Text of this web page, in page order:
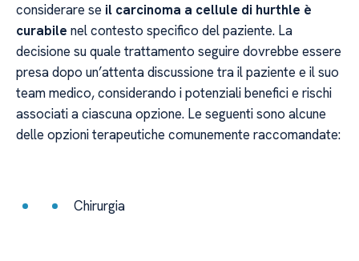
considerare se il carcinoma a cellule di hurthle è
curabile nel contesto specifico del paziente. La
decisione su quale trattamento seguire dovrebbe essere
presa dopo un’attenta discussione tra il paziente e il suo
team medico, considerando i potenziali benefici e rischi
associati a ciascuna opzione. Le seguenti sono alcune
delle opzioni terapeutiche comunemente raccomandate:
Chirurgia